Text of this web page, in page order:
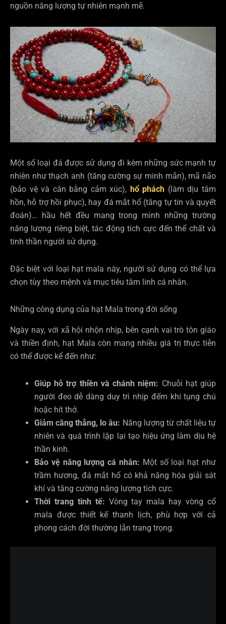
nguồn năng lượng tự nhiên mạnh mẽ.
Một số loại đá được sử dụng đi kèm những sức mạnh tự
nhiên như thạch anh (tăng cường sự minh mẫn), mã não
(bảo vệ và cân bằng cảm xúc), hổ phách (làm dịu tâm
hồn, hỗ trợ hồi phục), hay đá mắt hổ (tăng tự tin và quyết
đoán)… hầu hết đều mang trong mình những trường
năng lượng riêng biệt, tác động tích cực đến thể chất và
tinh thần người sử dụng.
Đặc biệt với loại hạt mala này, người sử dụng có thể lựa
chọn tùy theo mệnh và mục tiêu tâm linh cá nhân.
Những công dụng của hạt Mala trong đời sống
Ngày nay, với xã hội nhộn nhịp, bên cạnh vai trò tôn giáo
và thiền định, hạt Mala còn mang nhiều giá trị thực tiễn
có thể được kể đến như:
Giúp hỗ trợ thiền và chánh niệm: Chuỗi hạt giúp
người đeo dễ dàng duy trì nhịp đếm khi tụng chú
hoặc hít thở.
Giảm căng thẳng, lo âu: Năng lượng từ chất liệu tự
nhiên và quá trình lặp lại tạo hiệu ứng làm dịu hệ
thần kinh.
Bảo vệ năng lượng cá nhân: Một số loại hạt như
trầm hương, đá mắt hổ có khả năng hóa giải sát
khí và tăng cường năng lượng tích cực.
Thời trang tinh tế: Vòng tay mala hay vòng cổ
mala được thiết kế thanh lịch, phù hợp với cả
phong cách đời thường lẫn trang trọng.